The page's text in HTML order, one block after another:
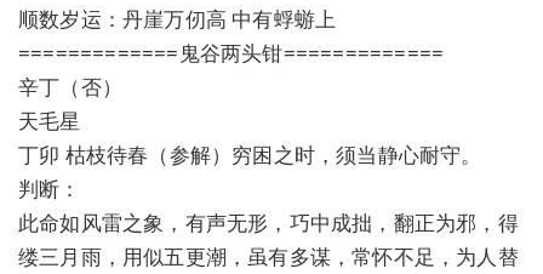
顺数岁运：丹崖万仞高 中有蜉蝣上
=============鬼谷两头钳=============
辛丁（否）
天毛星
丁卯 枯枝待春（参解）穷困之时，须当静心耐守。
判断：
此命如风雷之象，有声无形，巧中成拙，翻正为邪，得
缕三月雨，用似五更潮，虽有多谋，常怀不足，为人替